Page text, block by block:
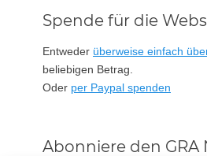
Spende für die
Entweder überweise einfach
beliebigen Betrag.
Oder per Paypal spenden
Abonniere den GRA